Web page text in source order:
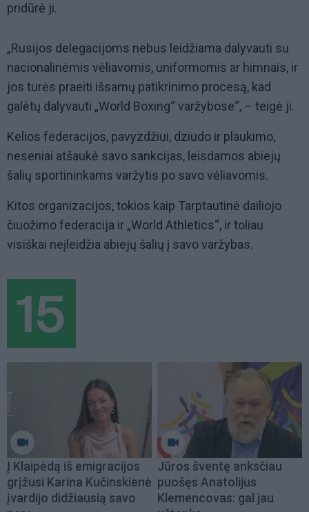
pridūrė ji.
„Rusijos delegacijoms nebus leidžiama dalyvauti su
nacionalinėmis vėliavomis, uniformomis ar himnais, ir
jos turės praeiti išsamų patikrinimo procesą, kad
galėtų dalyvauti „World Boxing“ varžybose“, – teigė ji.
Kelios federacijos, pavyzdžiui, dziudo ir plaukimo,
neseniai atšaukė savo sankcijas, leisdamos abiejų
šalių sportininkams varžytis po savo vėliavomis.
Kitos organizacijos, tokios kaip Tarptautinė dailiojo
čiuožimo federacija ir „World Athletics“, ir toliau
visiškai neįleidžia abiejų šalių į savo varžybas.
Į Klaipėdą iš emigracijos
grįžusi Karina Kučinskienė
įvardijo didžiausią savo
Jūros šventę anksčiau
puošęs Anatolijus
Klemencovas: gal jau